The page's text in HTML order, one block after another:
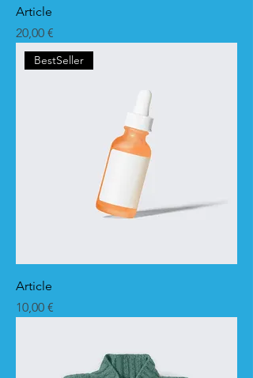
Article
Prix
20,00 €
BestSeller
Article
Prix
10,00 €